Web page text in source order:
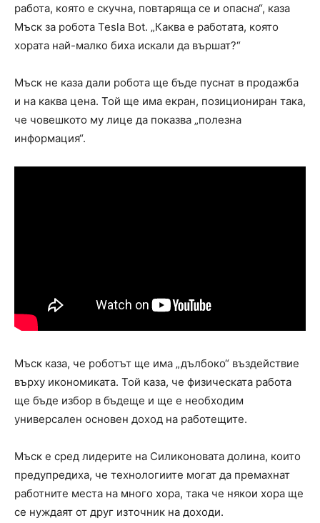
работа, която е скучна, повтаряща се и опасна“, каза
Мъск за робота Tesla Bot. „Каква е работата, която
хората най-малко биха искали да вършат?“
Мъск не каза дали робота ще бъде пуснат в продажба
и на каква цена. Той ще има екран, позициониран така,
че човешкото му лице да показва „полезна
информация“.
Мъск каза, че роботът ще има „дълбоко“ въздействие
върху икономиката. Той каза, че физическата работа
ще бъде избор в бъдеще и ще е необходим
универсален основен доход на работещите.
Мъск е сред лидерите на Силиконовата долина, които
предупредиха, че технологиите могат да премахнат
работните места на много хора, така че някои хора ще
се нуждаят от друг източник на доходи.